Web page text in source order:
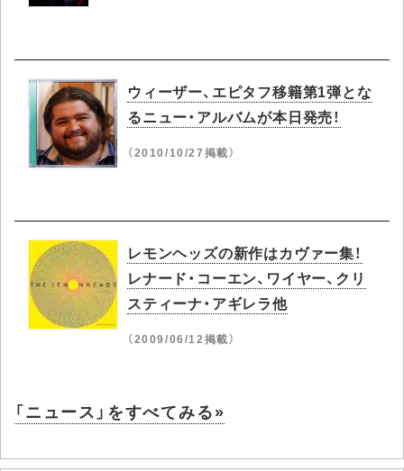
ウィーザー、エピタフ移籍第1弾とな
るニュー・アルバムが本日発売！
（2010/10/27掲載）
レモンヘッズの新作はカヴァー集！
レナード・コーエン、ワイヤー、クリ
スティーナ・アギレラ他
（2009/06/12掲載）
「ニュース」をすべてみる»